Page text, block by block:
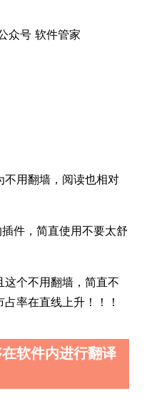
众号 软件管家
不用翻墙，阅读也相对
件，简直使用不要太舒
个不用翻墙，简直不
率在直线上升！！！
软件内进行翻译